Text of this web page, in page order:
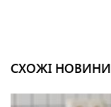
СХОЖІ НОВИНИ